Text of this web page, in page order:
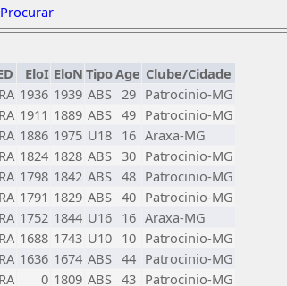
Procurar
EloI EloN TipoAge Clube/Cidade
1936 1939 ABS 29 Patrocinio-MG
1911 1889 ABS 49 Patrocinio-MG
1886 1975 U18 16 Araxa-MG
1824 1828 ABS 30 Patrocinio-MG
1798 1842 ABS 48 Patrocinio-MG
1791 1829 ABS 40 Patrocinio-MG
1752 1844 U16 16 Araxa-MG
1688 1743 U10 10 Patrocinio-MG
1636 1674 ABS 44 Patrocinio-MG
0 1809 ABS 43 Patrocinio-MG